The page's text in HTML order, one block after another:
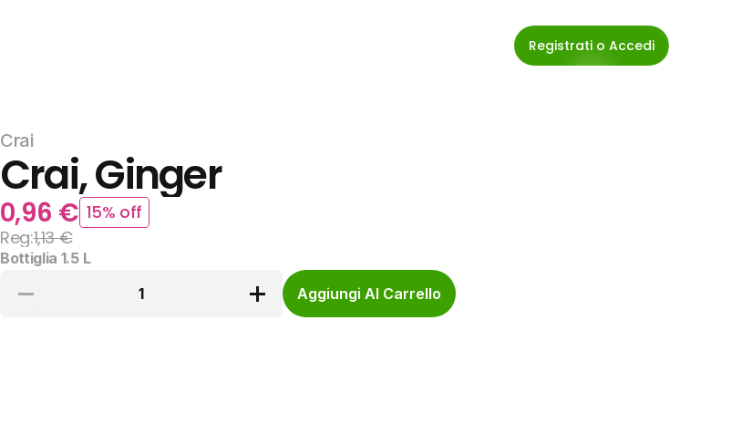
Registrati o Accedi
Crai
Crai, Ginger
0,96 € 15% off
Reg:1,13 €
Bottiglia 1.5 L
1
Aggiungi Al Carrello